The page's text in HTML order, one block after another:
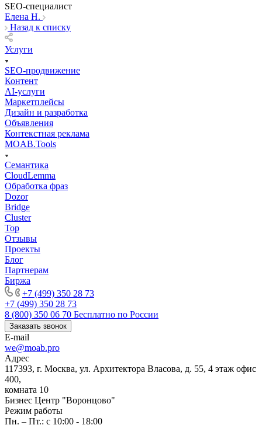
SEO-специалист
Елена Н.
Назад к списку
Услуги
SEO-продвижение
Контент
AI-услуги
Маркетплейсы
Дизайн и разработка
Объявления
Контекстная реклама
MOAB.Tools
Семантика
CloudLemma
Обработка фраз
Dozor
Bridge
Cluster
Top
Отзывы
Проекты
Блог
Партнерам
Биржа
+7 (499) 350 28 73
+7 (499) 350 28 73
8 (800) 350 06 70 Бесплатно по России
Заказать звонок
E-mail
we@moab.pro
Адрес
117393, г. Москва, ул. Архитектора Власова, д. 55, 4 этаж офис
400,
комната 10
Бизнес Центр "Воронцово"
Режим работы
Пн. – Пт.: с 10:00 - 18:00